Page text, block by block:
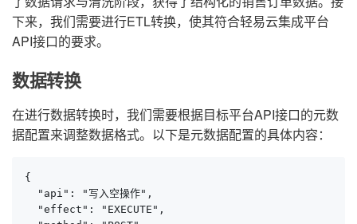
下来，我们需要进行ETL转换，使其符合轻易云集成平台
API接口的要求。
数据转换
在进行数据转换时，我们需要根据目标平台API接口的元数
据配置来调整数据格式。以下是元数据配置的具体内容：
{
  "api": "写入空操作",
  "effect": "EXECUTE",